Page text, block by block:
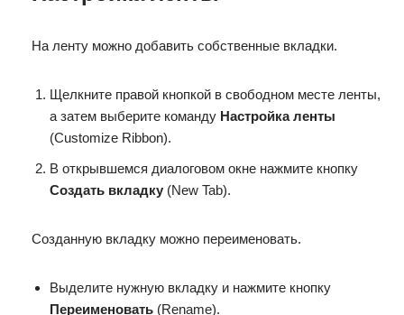
На ленту можно добавить собственные вкладки.
Щелкните правой кнопкой в ​​свободном месте ленты,
а затем выберите команду Настройка ленты
(Customize Ribbon).
В открывшемся диалоговом окне нажмите кнопку
Создать вкладку (New Tab).
Созданную вкладку можно переименовать.
Выделите нужную вкладку и нажмите кнопку
Переименовать (Rename).